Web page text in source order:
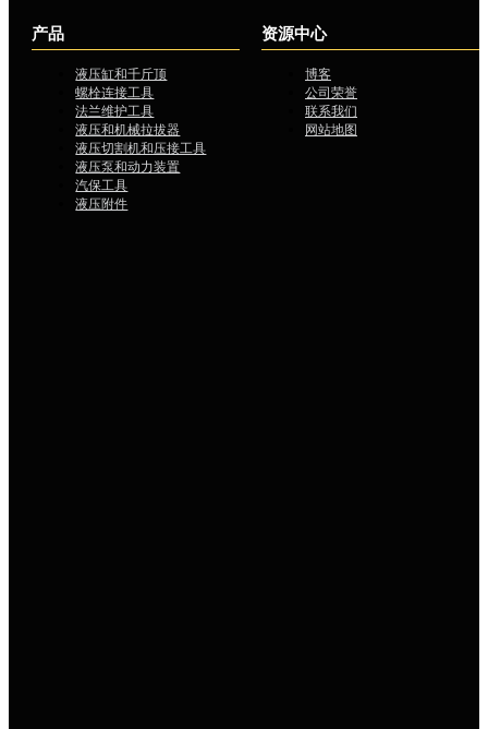
产品
液压缸和千斤顶
螺栓连接工具
法兰维护工具
液压和机械拉拔器
液压切割机和压接工具
液压泵和动力装置
汽保工具
液压附件
资源中心
博客
公司荣誉
联系我们
网站地图